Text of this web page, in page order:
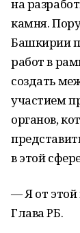
на
камня.
Башкирии
работ в
создать
участием
органов,
в этой
— Я от этой
Глава РБ.